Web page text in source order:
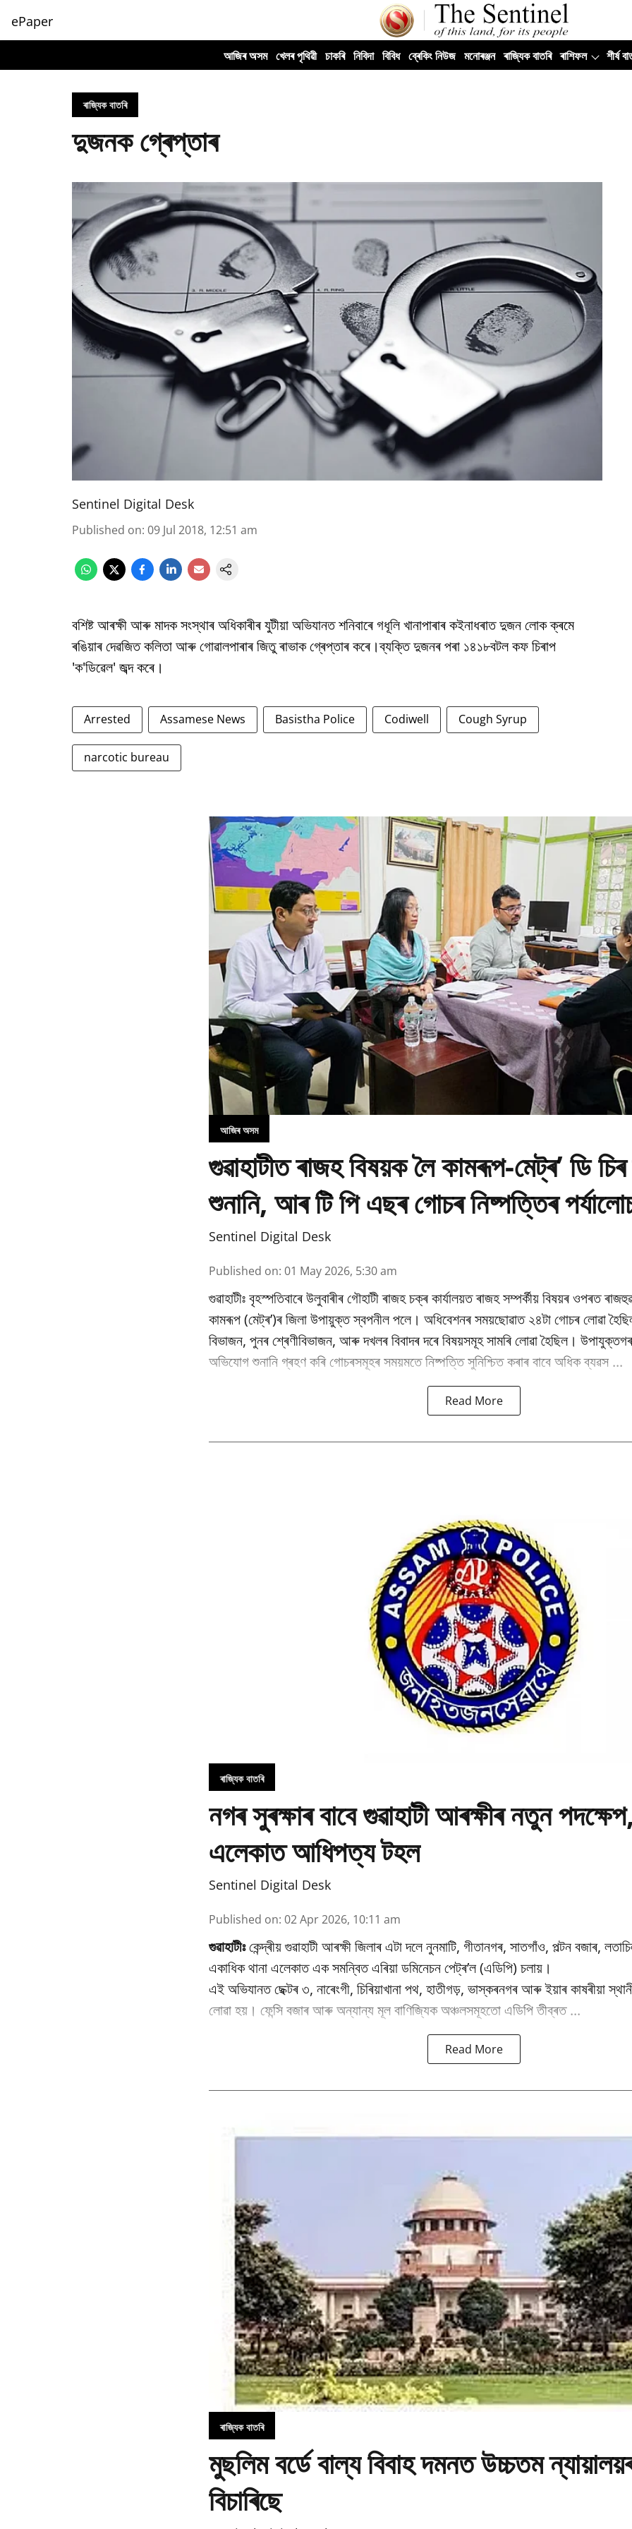
ePaper
আজিৰ অসম খেলৰ পৃথিৱী চাকৰি নিবিদা বিবিধ ব্ৰেকিং নিউজ মনোৰঞ্জন ৰাজ্যিক বাতৰি ৰাশিফল শীৰ্ষ
ৰাজ্যিক বাতৰি
দুজনক গ্ৰেপ্তাৰ
Sentinel Digital Desk
Published on: 09 Jul 2018, 12:51 am
বশিষ্ট আৰক্ষী আৰু মাদক সংস্থাৰ অধিকাৰীৰ যুটীয়া অভিযানত শনিবাৰে গধূলি খানাপাৰাৰ কইনাধৰাত দুজন লোক ক্ৰমে
ৰঙিয়াৰ দেৱজিত কলিতা আৰু গোৱালপাৰাৰ জিতু ৰাভাক গ্ৰেপ্তাৰ কৰে।ব্যক্তি দুজনৰ পৰা ১৪১৮বটল কফ চিৰাপ
'ক'ডিৱেল' জব্দ কৰে।
Arrested Assamese News Basistha Police Codiwell Cough Syrup
narcotic bureau
আজিৰ অসম
গুৱাহাটীত ৰাজহ বিষয়ক লৈ কামৰূপ-মেট্ৰ’ ডি চিৰ
শুনানি, আৰ টি পি এছৰ গোচৰ নিষ্পত্তিৰ
Sentinel Digital Desk
Published on: 01 May 2026, 5:30 am
গুৱাহাটীঃ বৃহস্পতিবাৰে উলুবাৰীৰ গৌহাটী ৰাজহ চক্ৰ কাৰ্যালয়ত ৰাজহ সম্পৰ্কীয় বিষয়ৰ ওপৰত
কামৰূপ (মেট্ৰ’)ৰ জিলা উপায়ুক্ত স্বপনীল পলে। অধিবেশনৰ সময়ছোৱাত ২৪টা গোচৰ লোৱা
বিভাজন, পুনৰ শ্ৰেণীবিভাজন, আৰু দখলৰ বিবাদৰ দৰে বিষয়সমূহ সামৰি লোৱা হৈছিল।
অভিযোগ শুনানি গ্ৰহণ কৰি গোচৰসমূহৰ সময়মতে নিষ্পত্তি সুনিশ্চিত কৰাৰ বাবে অধিক ব্যৱস ...
Read More
ৰাজ্যিক বাতৰি
নগৰ সুৰক্ষাৰ বাবে গুৱাহাটী আৰক্ষীৰ নতুন
এলেকাত আধিপত্য টহল
Sentinel Digital Desk
Published on: 02 Apr 2026, 10:11 am
গুৱাহাটীঃকেন্দ্ৰীয় গুৱাহাটী আৰক্ষী জিলাৰ এটা দলে নুনমাটি, গীতানগৰ, সাতগাঁও, পল্টন বজাৰ,
একাধিক থানা এলেকাত এক সমন্বিত এৰিয়া ডমিনেচন পেট্ৰ’ল (এডিপি) চলায়।
এই অভিযানত ছেক্টৰ ৩, নাৰেংগী, চিৰিয়াখানা পথ, হাতীগড়, ভাস্কৰনগৰ আৰু ইয়াৰ কাষৰীয়া
লোৱা হয়। ফেন্সি বজাৰ আৰু অন্যান্য মূল বাণিজ্যিক অঞ্চলসমূহতো এডিপি তীব্ৰত ...
Read More
ৰাজ্যিক বাতৰি
মুছলিম বৰ্ডে বাল্য বিবাহ দমনত উচ্চতম
বিচাৰিছে